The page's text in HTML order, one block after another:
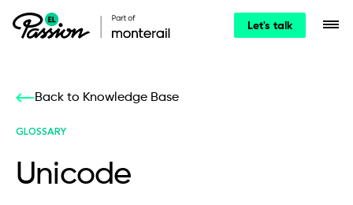
Let's talk
Back to Knowledge Base
GLOSSARY
Unicode